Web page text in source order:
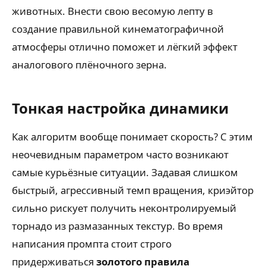
животных. Внести свою весомую лепту в
создание правильной кинематографичной
атмосферы отлично поможет и лёгкий эффект
аналогового плёночного зерна.
Тонкая настройка динамики
Как алгоритм вообще понимает скорость? С этим
неочевидным параметром часто возникают
самые курьёзные ситуации. Задавая слишком
быстрый, агрессивный темп вращения, криэйтор
сильно рискует получить неконтролируемый
торнадо из размазанных текстур. Во время
написания промпта стоит строго
придерживаться золотого правила